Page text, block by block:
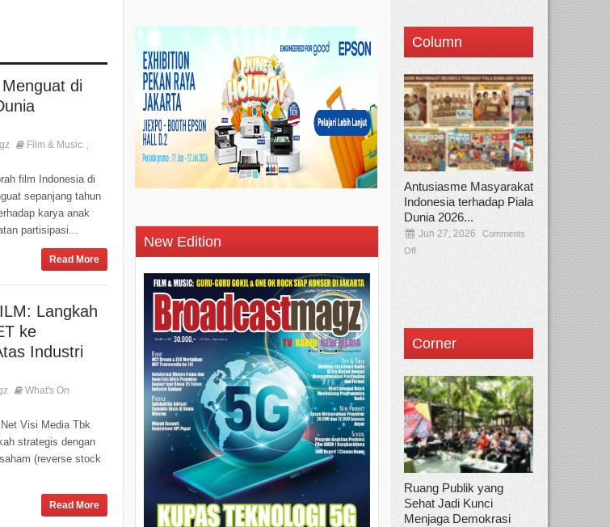
di
Film & Music
film Indonesia di
sepanjang tahun
karya anak
partisipasi...
Read More
Langkah
ke
Industri
What's On
Visi Media Tbk
strategis dengan
(reverse stock
Read More
New Edition
Column
Antusiasme Masyarakat
Indonesia terhadap Piala
Dunia 2026...
Jun 27, 2026
Comments
Off
Corner
Ruang Publik yang
Sehat Jadi Kunci
Menjaga Demokrasi